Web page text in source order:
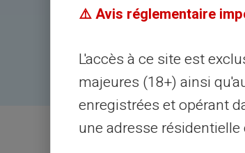
⚠️ Avis réglementaire
L'accès à ce site est
majeures (18+) ainsi
enregistrées et opérant
une adresse